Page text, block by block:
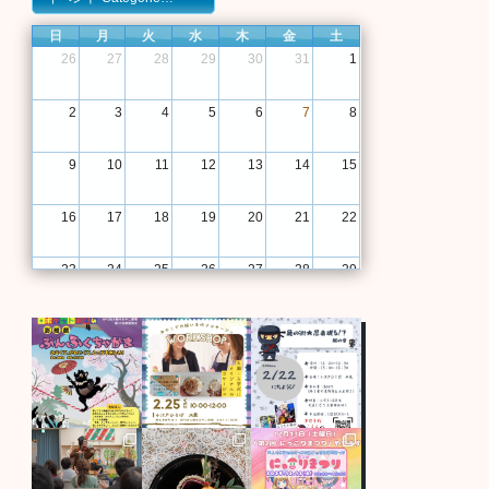
日 月 火 水 木 金
土
26
27 28 29 30 31 1
2 3 4 5 6 7 8
9 10 11 12 13 14 15
16 17 18 19 20 21 22
23 24 25 26 27 28 29
30 31 1 2 3 4 5